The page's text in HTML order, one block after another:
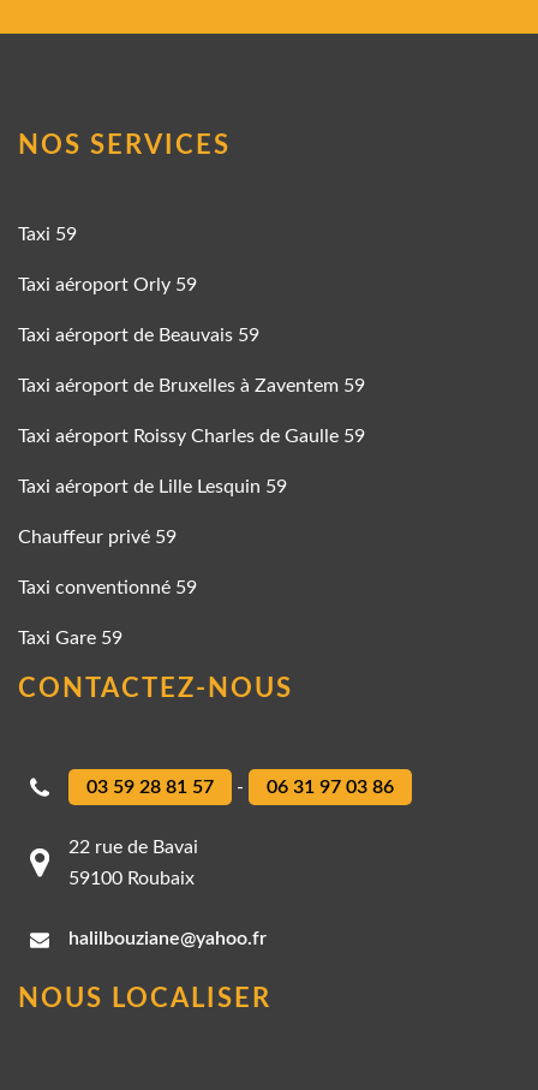
NOS SERVICES
Taxi 59
Taxi aéroport Orly 59
Taxi aéroport de Beauvais 59
Taxi aéroport de Bruxelles à Zaventem 59
Taxi aéroport Roissy Charles de Gaulle 59
Taxi aéroport de Lille Lesquin 59
Chauffeur privé 59
Taxi conventionné 59
Taxi Gare 59
CONTACTEZ-NOUS
03 59 28 81 57 - 06 31 97 03 86
22 rue de Bavai
59100 Roubaix
halilbouziane@yahoo.fr
NOUS LOCALISER